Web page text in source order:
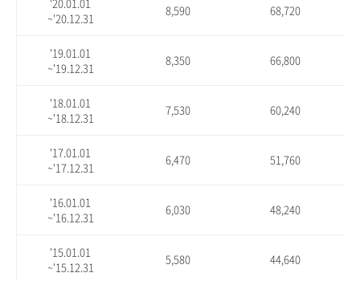
~'20.12.31
8,590 68,720
'19.01.01
~'19.12.31
8,350 66,800
'18.01.01
~'18.12.31
7,530 60,240
'17.01.01
~'17.12.31
6,470 51,760
'16.01.01
~'16.12.31
6,030 48,240
'15.01.01
~'15.12.31
5,580 44,640